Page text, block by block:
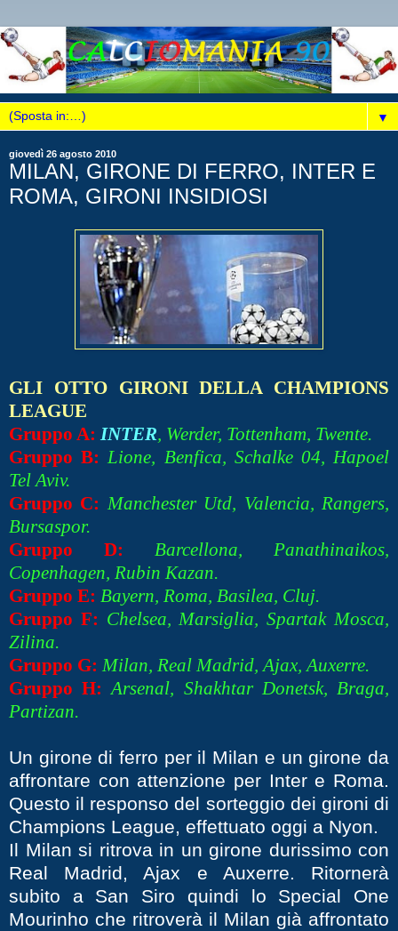
▼
giovedì 26 agosto 2010
MILAN, GIRONE DI FERRO, INTER E
ROMA, GIRONI INSIDIOSI
GLI OTTO GIRONI DELLA CHAMPIONS
LEAGUE
Gruppo A: INTER, Werder, Tottenham, Twente.
Gruppo B: Lione, Benfica, Schalke 04, Hapoel
Tel Aviv.
Gruppo C: Manchester Utd, Valencia, Rangers,
Bursaspor.
Gruppo D:
Barcellona, Panathinaikos,
Copenhagen, Rubin Kazan.
Gruppo E: Bayern, Roma, Basilea, Cluj.
Gruppo F: Chelsea, Marsiglia, Spartak Mosca,
Zilina.
Gruppo G: Milan, Real Madrid, Ajax, Auxerre.
Gruppo H: Arsenal, Shakhtar Donetsk, Braga,
Partizan.
Un girone di ferro per il Milan e un girone da
affrontare con attenzione per Inter e Roma.
Questo il responso del sorteggio dei gironi di
Champions League, effettuato oggi a Nyon.
Il Milan si ritrova in un girone durissimo con
Real Madrid, Ajax e Auxerre. Ritornerà
subito a San Siro quindi lo Special One
Mourinho che ritroverà il Milan già affrontato